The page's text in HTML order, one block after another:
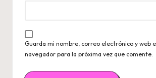
Guarda mi nombre, correo electrónico y web
navegador para la próxima vez que comente.